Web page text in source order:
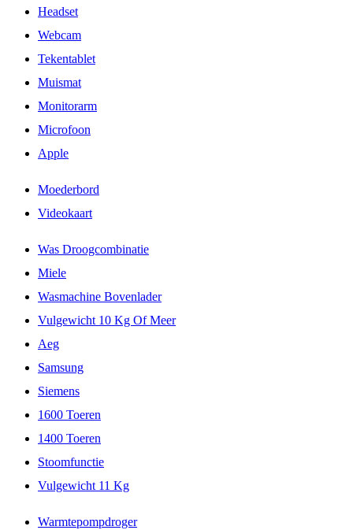
Headset
Webcam
Tekentablet
Muismat
Monitorarm
Microfoon
Apple
Moederbord
Videokaart
Was Droogcombinatie
Miele
Wasmachine Bovenlader
Vulgewicht 10 Kg Of Meer
Aeg
Samsung
Siemens
1600 Toeren
1400 Toeren
Stoomfunctie
Vulgewicht 11 Kg
Warmtepompdroger